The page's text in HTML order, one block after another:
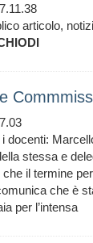
articolo,
docenti:
stessa e
il termine
che è
per l’intensa